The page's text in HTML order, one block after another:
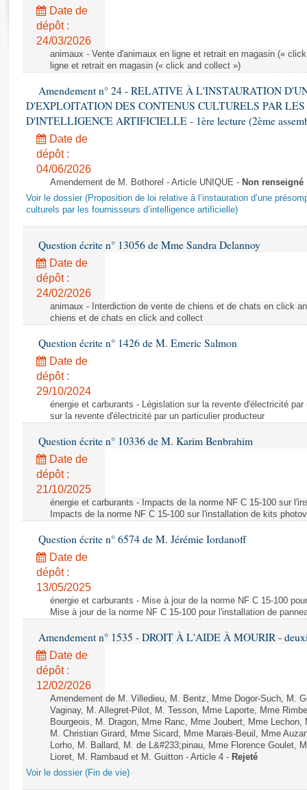
Rapports législatifs
Rapports sur l'application des lois
Baromètre de l’application des lois
Dossiers législatifs
Budget et sécurité sociale
Questions écrites et orales
Comptes rendus des débats
Date de
dépôt :
24/03/2026
animaux - Vente d'animaux en ligne et retrait en magasin («
ligne et retrait en magasin (« click and collect »)
Amendement n° 24 - RELATIVE À L'INSTAURATION
D'EXPLOITATION DES CONTENUS CULTURELS PAR LES
D'INTELLIGENCE ARTIFICIELLE - 1ère lecture (2ème
Date de
dépôt :
04/06/2026
Amendement de M. Bothorel - Article UNIQUE - Non renseigné
Voir le dossier (Proposition de loi relative à l’instauration d’une
culturels par les fournisseurs d’intelligence artificielle)
Question écrite n° 13056 de Mme Sandra Delannoy
Date de
dépôt :
24/02/2026
animaux - Interdiction de vente de chiens et de chats en click
chiens et de chats en click and collect
Question écrite n° 1426 de M. Emeric Salmon
Date de
dépôt :
29/10/2024
énergie et carburants - Législation sur la revente d'électricité
sur la revente d'électricité par un particulier producteur
Question écrite n° 10336 de M. Karim Benbrahim
Date de
dépôt :
21/10/2025
énergie et carburants - Impacts de la norme NF C 15-100 sur
Impacts de la norme NF C 15-100 sur l'installation de kits
Question écrite n° 6574 de M. Jérémie Iordanoff
Date de
dépôt :
13/05/2025
énergie et carburants - Mise à jour de la norme NF C 15-100
Mise à jour de la norme NF C 15-100 pour l'installation de
Amendement n° 1535 - DROIT À L'AIDE À MOURIR -
Date de
dépôt :
12/02/2026
Amendement de M. Villedieu, M. Bentz, Mme Dogor-Such, M.
Vaginay, M. Allegret-Pilot, M. Tesson, Mme Laporte, Mme
Bourgeois, M. Dragon, Mme Ranc, Mme Joubert, Mme
M. Christian Girard, Mme Sicard, Mme Marais-Beuil, Mme
Lorho, M. Ballard, M. de L&#233;pinau, Mme Florence Goulet,
Lioret, M. Rambaud et M. Guitton - Article 4 - Rejeté
Voir le dossier (Fin de vie)